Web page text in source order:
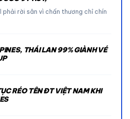
rời sân vì chấn thương chỉ chín
THÁI LAN 99% GIÀNH VÉ
RÉO TÊN ĐT VIỆT NAM KHI